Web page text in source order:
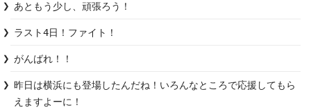
あともう少し、頑張ろう！
ラスト4日！ファイト！
がんばれ！！
昨日は横浜にも登場したんだね！いろんなところで応援してもら
えますよーに！